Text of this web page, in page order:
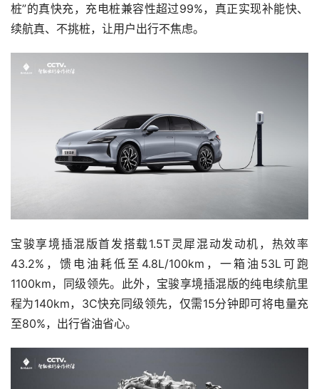
桩”的真快充，充电桩兼容性超过99%，真正实现补能快、
续航真、不挑桩，让用户出行不焦虑。
宝骏享境插混版首发搭载1.5T灵犀混动发动机，热效率
43.2%，馈电油耗低至4.8L/100km，一箱油53L可跑
1100km，同级领先。此外，宝骏享境插混版的纯电续航里
程为140km，3C快充同级领先，仅需15分钟即可将电量充
至80%，出行省油省心。